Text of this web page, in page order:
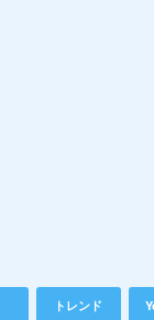
トレンド